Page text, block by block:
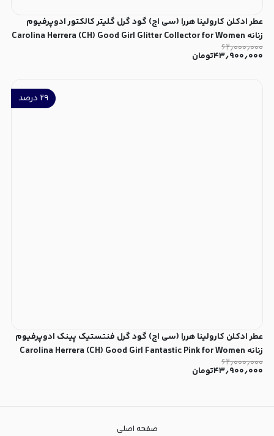
عطر ادکلن کارولینا هررا (سی اچ) گود گرل گلیتر کالکتور ادوپرفیوم
زنانه Carolina Herrera (CH) Good Girl Glitter Collector for Women
EDP
۶۲٫۰۰۰٫۰۰۰
۴۳٫۹۰۰٫۰۰۰تومان
۲۹ درصد
عطر ادکلن کارولینا هررا (سی اچ) گود گرل فنتستیک پینک ادوپرفیوم
زنانه Carolina Herrera (CH) Good Girl Fantastic Pink for Women
EDP
۶۲٫۰۰۰٫۰۰۰
۴۳٫۹۰۰٫۰۰۰تومان
صفحه اصلی